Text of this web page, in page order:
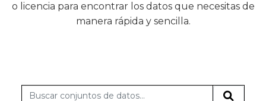
o licencia para encontrar los datos que necesitas de
manera rápida y sencilla.